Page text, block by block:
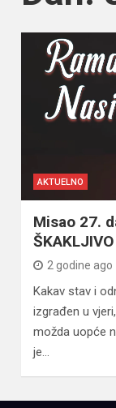
AKTUELNO
Misao 27.
2 godine ago
Kakav stav i
izgrađen u
možda uopće
je…